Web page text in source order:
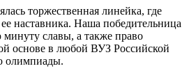
торжественная линейка, где
наставника. Наша победительница
славы, а также право
основе в любой ВУЗ Российской
олимпиады.